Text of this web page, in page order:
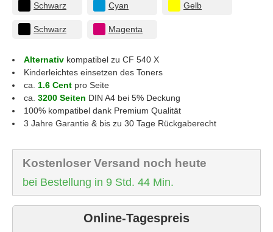
Schwarz Cyan Gelb
Schwarz Magenta
Alternativ kompatibel zu CF 540 X
Kinderleichtes einsetzen des Toners
ca. 1.6 Cent pro Seite
ca. 3200 Seiten DIN A4 bei 5% Deckung
100% kompatibel dank Premium Qualität
3 Jahre Garantie & bis zu 30 Tage Rückgaberecht
Kostenloser Versand noch heute
bei Bestellung in 9 Std. 44 Min.
Online-Tagespreis